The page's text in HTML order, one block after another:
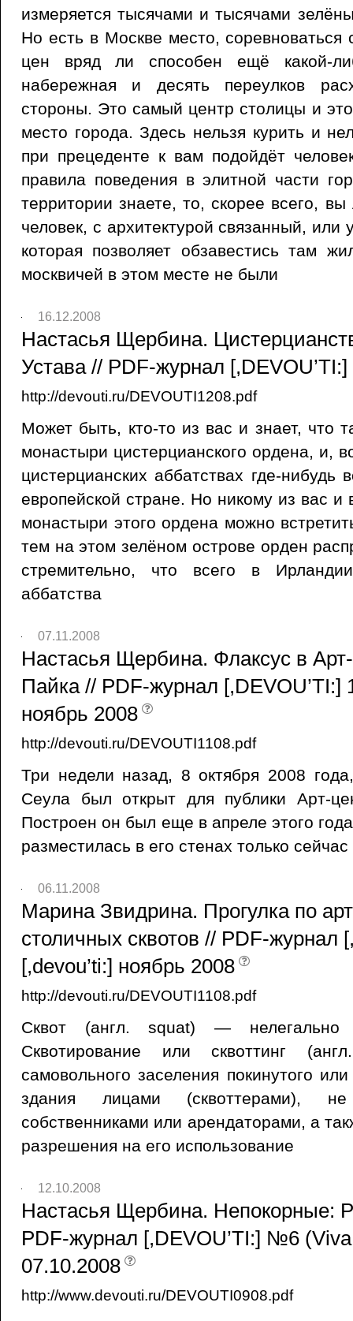
измеряется тысячами и тысячами
Но есть в Москве место, соревноваться
цен вряд ли способен ещё какой-
набережная и десять переулков
стороны. Это самый центр столицы и
место города. Здесь нельзя курить и
при прецеденте к вам подойдёт
правила поведения в элитной части
территории знаете, то, скорее всего,
человек, с архитектурой связанный, или
которая позволяет обзавестись там
москвичей в этом месте не были
16.12.2008
Настасья Щербина.
Устава // PDF-журнал
http://devouti.ru/DEVOUTI1208.pdf
Может быть, кто-то из вас и знает, что
монастыри цистерцианского ордена, и,
цистерцианских аббатствах где-
европейской стране. Но никому из вас и
монастыри этого ордена можно
тем на этом зелёном острове орден
стремительно, что всего в
аббатства
07.11.2008
Настасья Щербина. Флаксус в
Пайка // PDF-журнал [,DEVOU’TI:]
ноябрь 2008
http://devouti.ru/DEVOUTI1108.pdf
Три недели назад, 8 октября 2008
Сеула был открыт для публики Арт-
Построен он был еще в апреле этого
разместилась в его стенах только сейчас
06.11.2008
Марина Звидрина. Прогулка по
столичных сквотов // PDF-журнал
[,devou’ti:] ноябрь 2008
http://devouti.ru/DEVOUTI1108.pdf
Сквот (англ. squat) — нелегально
Сквотирование или сквоттинг
самовольного заселения покинутого
здания лицами (сквоттерами),
собственниками или арендаторами, а
разрешения на его использование
12.10.2008
Настасья Щербина. Непокорные:
PDF-журнал [,DEVOU’TI:] №6
07.10.2008
http://www.devouti.ru/DEVOUTI0908.pdf